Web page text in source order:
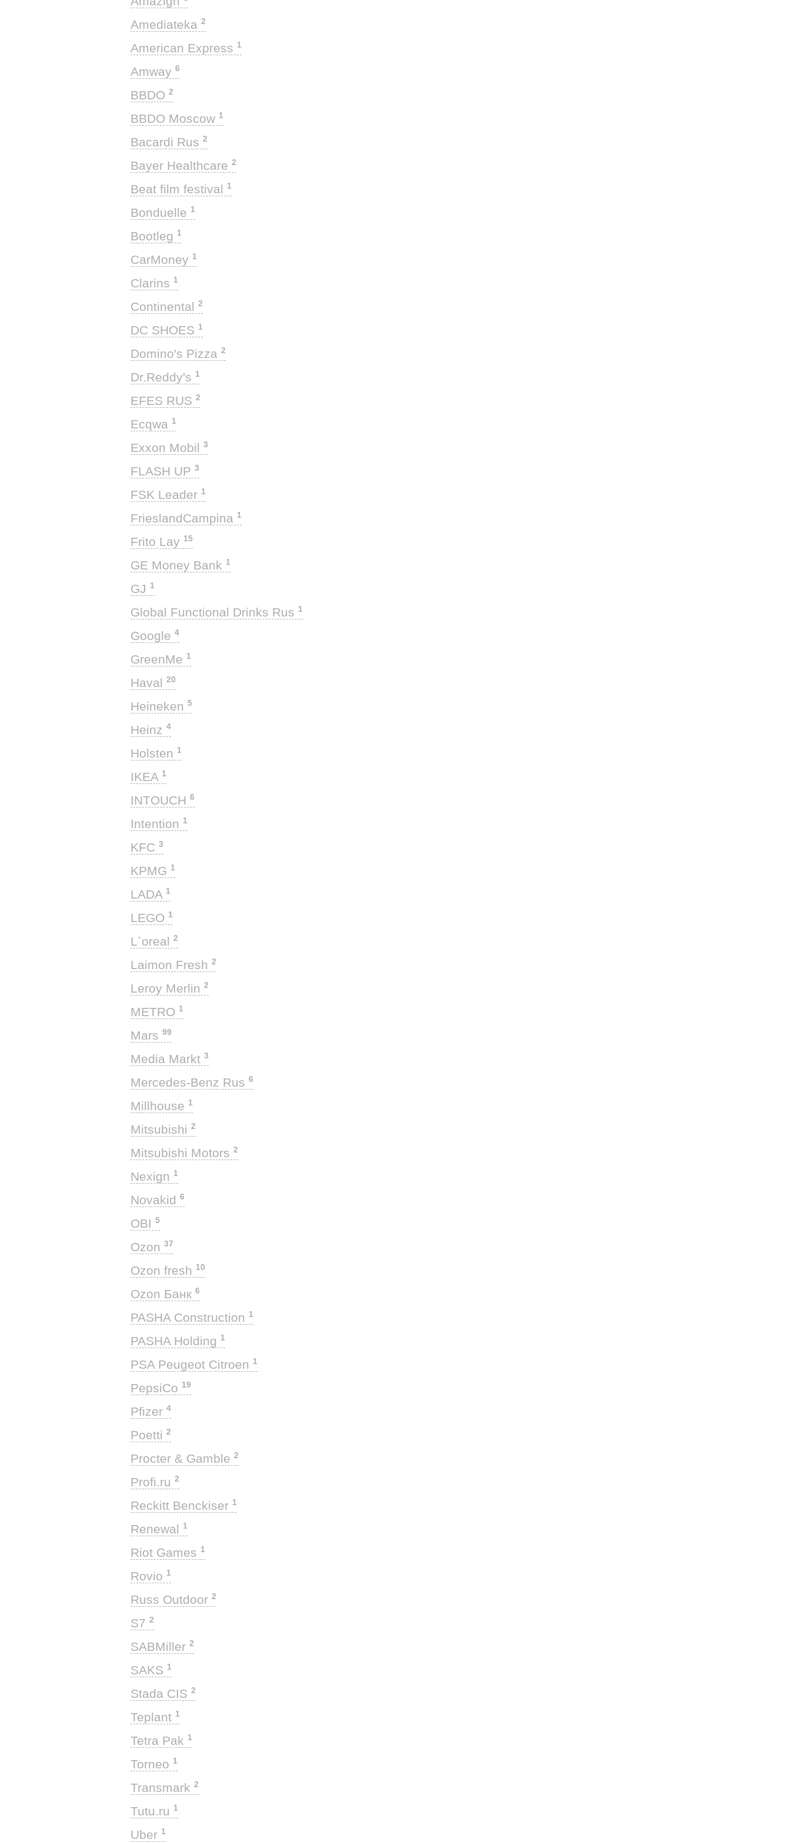
Amediateka 2
American Express 1
Amway 6
BBDO 2
BBDO Moscow 1
Bacardi Rus 2
Bayer Healthcare 2
Beat film festival 1
Bonduelle 1
Bootleg 1
CarMoney 1
Clarins 1
Continental 2
DC SHOES 1
Domino's Pizza 2
Dr.Reddy's 1
EFES RUS 2
Ecqwa 1
Exxon Mobil 3
FLASH UP 3
FSK Leader 1
FrieslandCampina 1
Frito Lay 15
GE Money Bank 1
GJ 1
Global Functional Drinks Rus 1
Google 4
GreenMe 1
Haval 20
Heineken 5
Heinz 4
Holsten 1
IKEA 1
INTOUCH 6
Intention 1
KFC 3
KPMG 1
LADA 1
LEGO 1
L`oreal 2
Laimon Fresh 2
Leroy Merlin 2
METRO 1
Mars 99
Media Markt 3
Mercedes-Benz Rus 6
Millhouse 1
Mitsubishi 2
Mitsubishi Motors 2
Nexign 1
Novakid 6
OBI 5
Ozon 37
Ozon fresh 10
Ozon Банк 6
PASHA Construction 1
PASHA Holding 1
PSA Peugeot Citroen 1
PepsiCo 19
Pfizer 4
Poetti 2
Procter & Gamble 2
Profi.ru 2
Reckitt Benckiser 1
Renewal 1
Riot Games 1
Rovio 1
Russ Outdoor 2
S7 2
SABMiller 2
SAKS 1
Stada CIS 2
Teplant 1
Tetra Pak 1
Torneo 1
Transmark 2
Tutu.ru 1
Uber 1